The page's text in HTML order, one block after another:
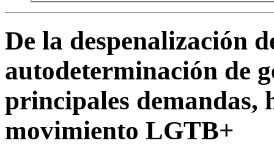
De la despenalización
autodeterminación de
principales demandas,
movimiento LGTB+